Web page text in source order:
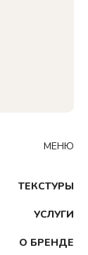
ТЕКСТУРЫ
УСЛУГИ
О БРЕНДЕ
МЕНЮ